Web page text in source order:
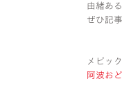
由緒あ
ぜひ記
メビッ
阿波お